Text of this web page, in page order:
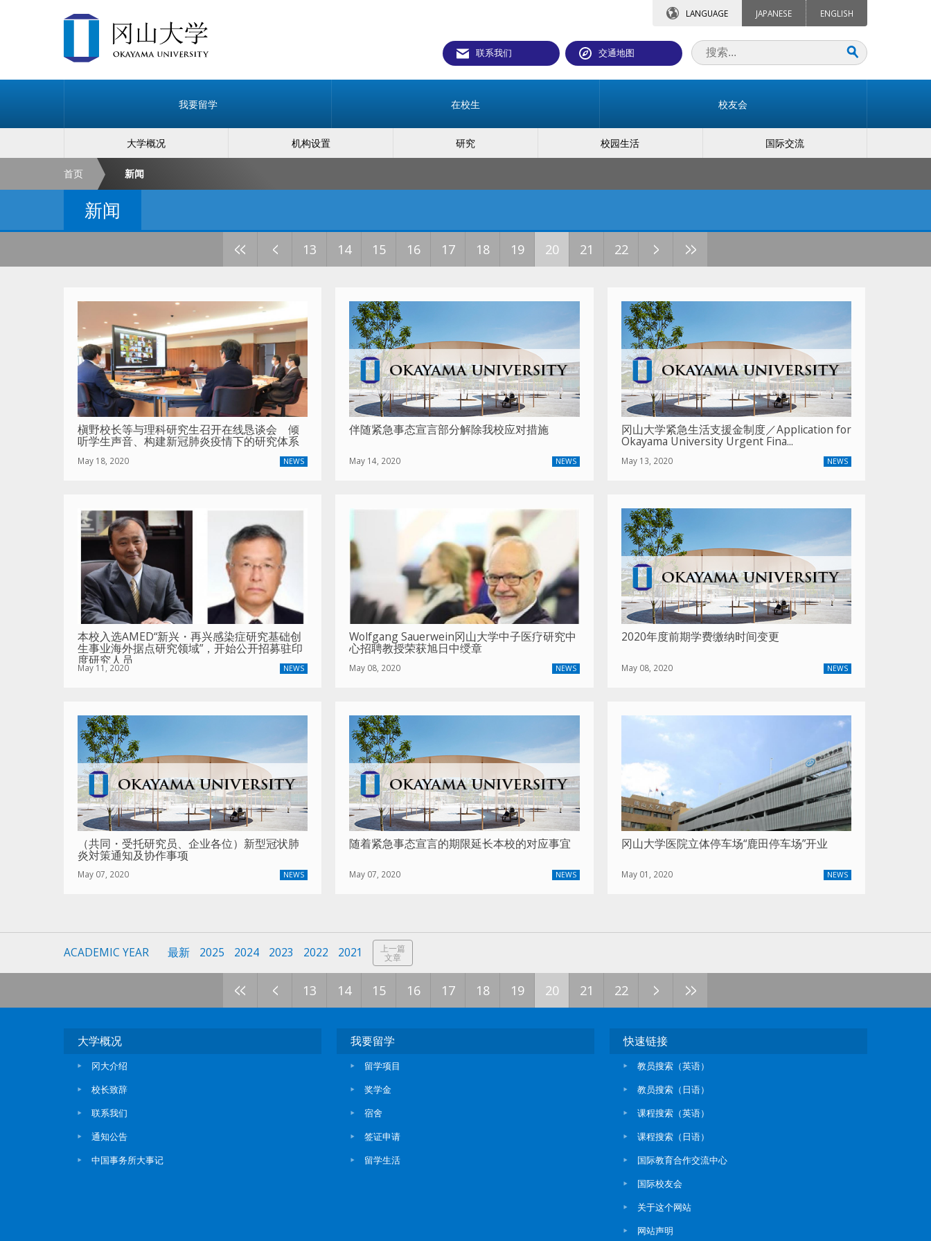
LANGUAGE JAPANESE ENGLISH
联系我们 交通地图
我要留学 在校生 校友会
大学概况 机构设置 研究 校园生活 国际交流
首页 新闻
新闻
<< < 13 14 15 16 17 18 19 20 21 22 > >>
槇野校长等与理科研究生召开在线恳谈会 倾
听学生声音、构建新冠肺炎疫情下的研究体系
NEWS
May 18, 2020
伴随紧急事态宣言部分解除我校应对措施
NEWS
May 14, 2020
冈山大学紧急生活支援金制度／Application for
Okayama University Urgent Fina...
NEWS
May 13, 2020
本校入选AMED“新兴・再兴感染症研究基础创
生事业海外据点研究领域”，开始公开招募驻印
度研究人员
NEWS
May 11, 2020
Wolfgang Sauerwein冈山大学中子医疗研究中
心招聘教授荣获旭日中绶章
NEWS
May 08, 2020
2020年度前期学费缴纳时间变更
NEWS
May 08, 2020
（共同・受托研究员、企业各位）新型冠状肺
炎対策通知及协作事项
NEWS
May 07, 2020
随着紧急事态宣言的期限延长本校的对应事宜
NEWS
May 07, 2020
冈山大学医院立体停车场“鹿田停车场”开业
NEWS
May 01, 2020
ACADEMIC YEAR 最新 2025 2024 2023 2022 2021 上一篇
文章
<< < 13 14 15 16 17 18 19 20 21 22 > >>
大学概况
冈大介绍
校长致辞
联系我们
通知公告
中国事务所大事记
我要留学
留学项目
奖学金
宿舍
签证申请
留学生活
快速链接
教员搜索（英语）
教员搜索（日语）
课程搜索（英语）
课程搜索（日语）
国际教育合作交流中心
国际校友会
关于这个网站
网站声明